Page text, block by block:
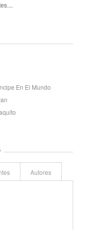
En El Mundo
Autores